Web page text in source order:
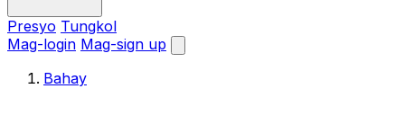
Presyo Tungkol
Mag-login Mag-sign up
Bahay